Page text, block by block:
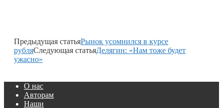
Предыдущая статьяРынок усомнился в курсе
рубляСледующая статьяДелягин: «Нам тоже будет
ужасно»
О нас
Авторам
Наши